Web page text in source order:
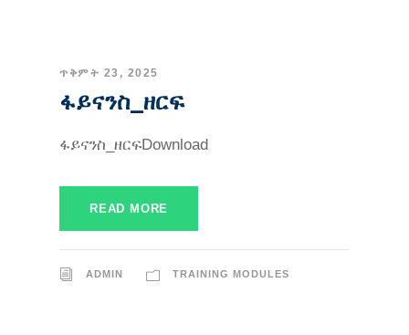
ጥቅምት 23, 2025
ፋይናንስ_ዘርፍ
ፋይናንስ_ዘርፍDownload
READ MORE
ADMIN TRAINING MODULES